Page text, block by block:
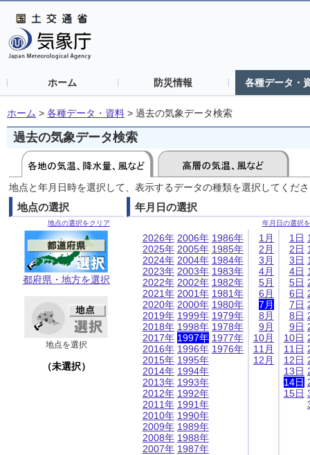
ホーム 防災情報 各種データ・
ホーム > 各種データ・資料 > 過去の気象データ検索
過去の気象データ検索
地点と年月日時を選択して、表示するデータの種類を選択してくだ
地点の選択
地点の選択をクリア
都府県・地方を選択
地点を選択
（未選択）
年月日の選択
年月日の選択
2026年
2025年
2024年
2023年
2022年
2021年
2020年
2019年
2018年
2017年
2016年
2015年
2014年
2013年
2012年
2011年
2010年
2009年
2008年
2007年
2006年
2005年
2004年
2003年
2002年
2001年
2000年
1999年
1998年
1997年
1996年
1995年
1994年
1993年
1992年
1991年
1990年
1989年
1988年
1987年
1986年
1985年
1984年
1983年
1982年
1981年
1980年
1979年
1978年
1977年
1976年
1月
2月
3月
4月
5月
6月
7月
8月
9月
10月
11月
12月
1日
2日
3日
4日
5日
6日
7日
8日
9日
10日
11日
12日
13日
14日
15日